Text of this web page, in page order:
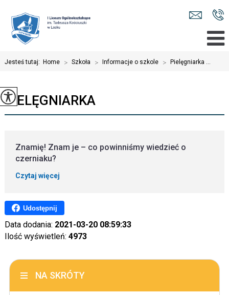
Jesteś tutaj: Home > Szkoła > Informacje o szkole > Pielęgniarka ...
PIELĘGNIARKA
Znamię! Znam je – co powinniśmy wiedzieć o
czerniaku?
Czytaj więcej
Udostępnij
Data dodania: 2021-03-20 08:59:33
Ilość wyświetleń: 4973
NA SKRÓTY